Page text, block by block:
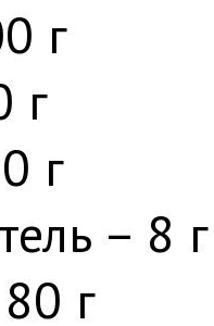
г
г
г
– 8 г
г